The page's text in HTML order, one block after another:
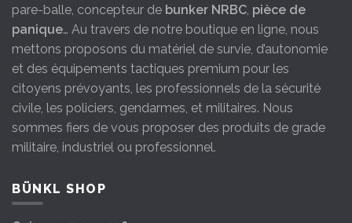
pare-balle, concepteur de bunker NRBC, pièce de
panique… Au travers de notre boutique en ligne, nous
mettons proposons du matériel de survie, d’autonomie
et des équipements tactiques premium pour les
citoyens prévoyants, les professionnels de la sécurité
civile, les policiers, gendarmes, et militaires. Nous
sommes fiers de vous proposer des produits de grade
militaire, industriel ou professionnel.
BÜNKL SHOP